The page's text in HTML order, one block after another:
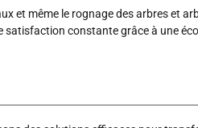
et même le rognage des arbres et
constante grâce à une